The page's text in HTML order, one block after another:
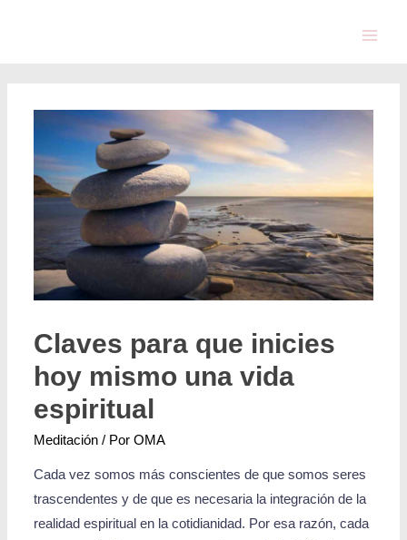
Claves para que inicies
hoy mismo una vida
espiritual
Meditación / PorOMA
Cada vez somos más conscientes de que somos seres
trascendentes y de que es necesaria la integración de la
realidad espiritual en la cotidianidad. Por esa razón, cada